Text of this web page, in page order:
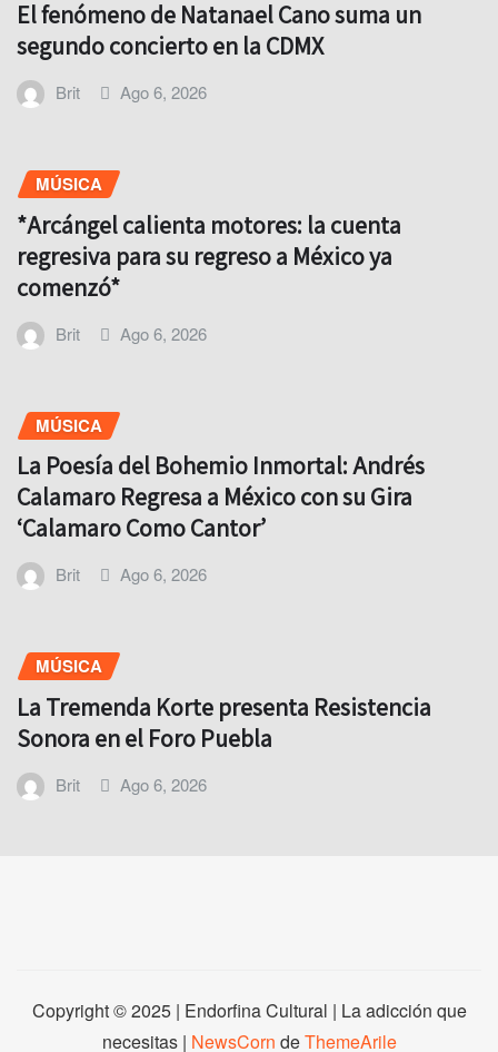
El fenómeno de Natanael Cano suma un
segundo concierto en la CDMX
Brit Ago 6, 2026
MÚSICA
*Arcángel calienta motores: la cuenta
regresiva para su regreso a México ya
comenzó*
Brit Ago 6, 2026
MÚSICA
La Poesía del Bohemio Inmortal: Andrés
Calamaro Regresa a México con su Gira
‘Calamaro Como Cantor’
Brit Ago 6, 2026
MÚSICA
La Tremenda Korte presenta Resistencia
Sonora en el Foro Puebla
Brit Ago 6, 2026
Copyright © 2025 | Endorfina Cultural | La adicción que
necesitas | NewsCorn deThemeArile